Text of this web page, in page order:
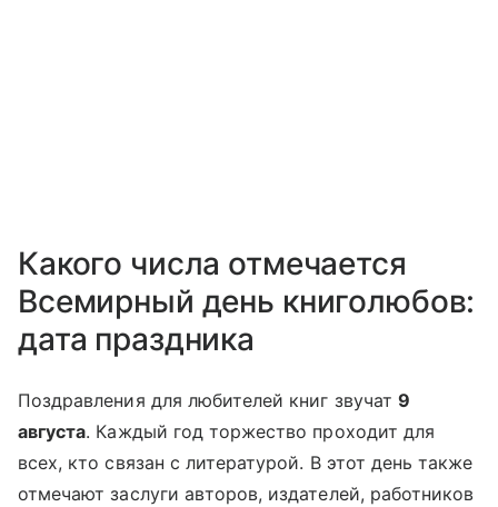
Какого числа отмечается
Всемирный день книголюбов:
дата праздника
Поздравления для любителей книг звучат 9
августа. Каждый год торжество проходит для
всех, кто связан с литературой. В этот день также
отмечают заслуги авторов, издателей, работников